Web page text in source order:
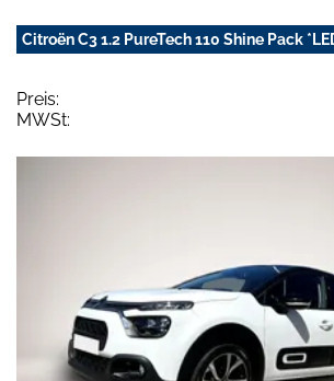
Citroën C3 1.2 PureTech 110 Shine Pack
Preis:
MWSt: